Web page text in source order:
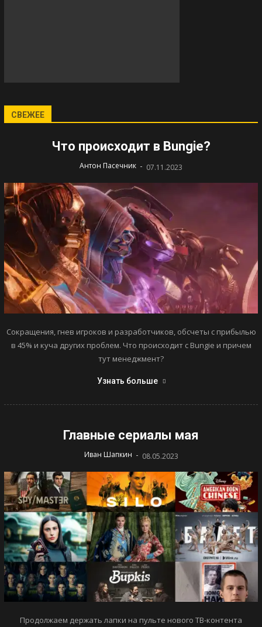
СВЕЖЕЕ
Что происходит в Bungie?
Антон Пасечник - 07.11.2023
Сокращения, гнев игроков и разработчиков, обсчеты с прибылью
в 45% и куча других проблем. Что происходит с Bungie и причем
тут менеджмент?
Узнать больше
Главные сериалы мая
Иван Шапкин - 08.05.2023
Продолжаем держать лапки на пульте нового ТВ-контента